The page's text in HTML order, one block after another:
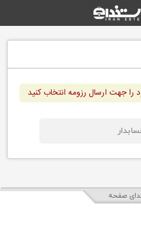
را جهت ارسال رزومه انتخاب کنید
صفحه